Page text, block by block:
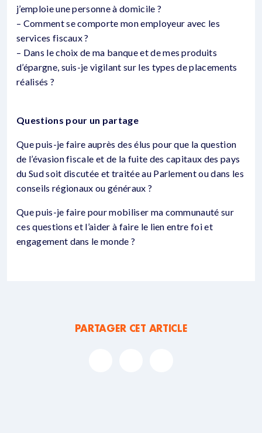
j’emploie une personne à domicile ?
– Comment se comporte mon employeur avec les
services fiscaux ?
– Dans le choix de ma banque et de mes produits
d’épargne, suis-je vigilant sur les types de placements
réalisés ?
Questions pour un partage
Que puis-je faire auprès des élus pour que la question
de l’évasion fiscale et de la fuite des capitaux des pays
du Sud soit discutée et traitée au Parlement ou dans les
conseils régionaux ou généraux ?
Que puis-je faire pour mobiliser ma communauté sur
ces questions et l’aider à faire le lien entre foi et
engagement dans le monde ?
PARTAGER CET ARTICLE